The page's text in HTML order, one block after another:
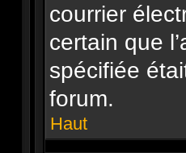
courrier
certain que
spécifiée
forum.
Haut